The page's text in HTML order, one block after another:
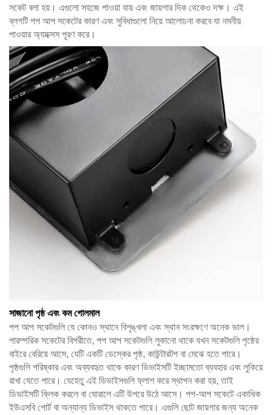
সকেট বলা হয়। এগুলো সহজে পাওয়া যায় এবং জায়গার দিক থেকেও দক্ষ। এই
ব্লগটি পপ আপ সকেটের কারণ এবং সুবিধাগুলো নিয়ে আলোচনা করবে যা নমনীয়
পাওয়ার অ্যাক্সেস পূরণ করে।
সাজানো পৃষ্ঠ এবং কম গোলমাল
পপ আপ সকেটগুলি যে কোনও স্থানে বিশৃঙ্খলা এবং স্থান সংরক্ষণে অনেক ভাল।
পারম্পরিক সকেটের বিপরীতে, পপ আপ সকেটগুলি লুকানো থাকে যখন সকেটগুলি পৃষ্ঠের
বাইরে বেরিয়ে আসে, যেটি একটি ডেস্কের পৃষ্ঠ, কাউন্টারটপ বা মেঝে হতে পারে।
পৃষ্ঠগুলি পরিষ্কার এবং অব্যবহৃত থাকে কারণ ডিভাইসটি ইচ্ছামতো ব্যবহার এবং লুকিয়ে
রাখা যেতে পারে। যেহেতু এই ডিভাইসগুলি ফ্লাশ করে স্থাপন করা হয়, তাই
ডিভাইসটি ক্লিক করলে বা ঘোরালে এটি উপরে উঠে আসে। পপ-আপ সকেটে একাধিক
ইউএসবি পোর্ট বা অন্যান্য ডিভাইস থাকতে পারে। এগুলি ছোট জায়গার জন্য অনেক